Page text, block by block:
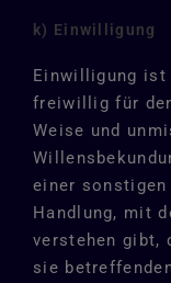
k) Einwilligung
Einwilligung ist
freiwillig für
Weise und
einer
Handlung, mit
verstehen gibt,
sie